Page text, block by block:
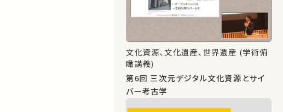
文化資源、文化遺産、世界遺産 (学術俯
瞰講義)
第6回 三次元デジタル文化資源とサイ
バー考古学